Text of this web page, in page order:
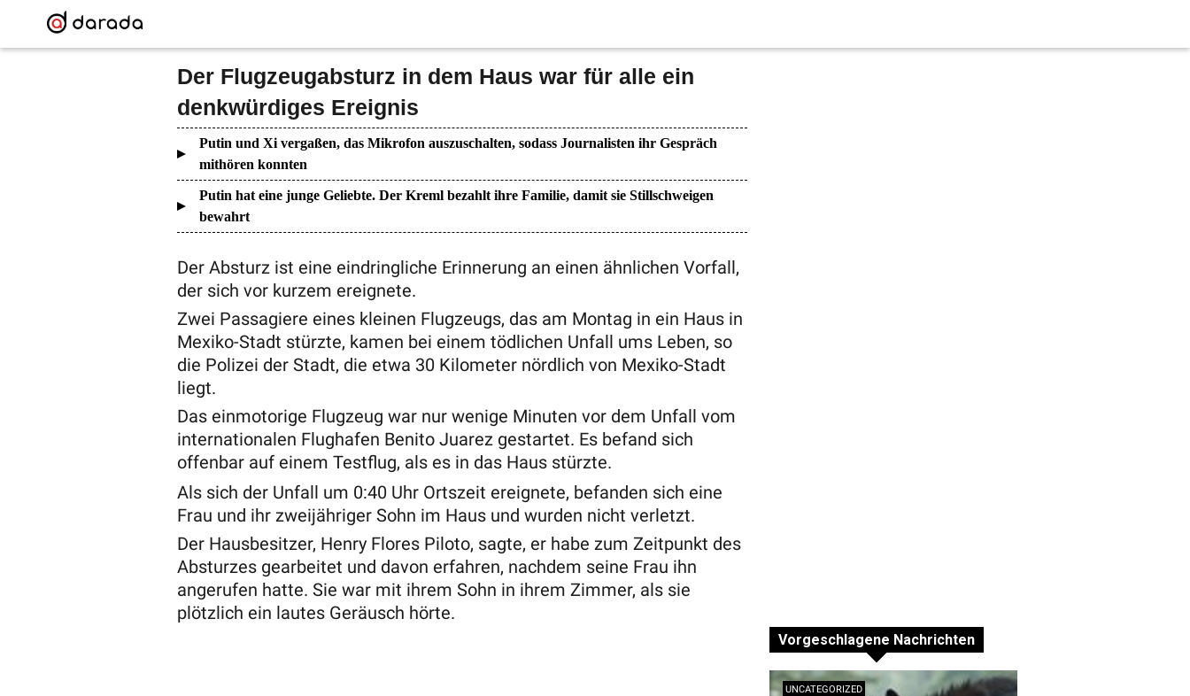
Der Flugzeugabsturz in dem Haus war für alle ein
denkwürdiges Ereignis
Putin und Xi vergaßen, das Mikrofon auszuschalten, sodass Journalisten ihr Gespräch
mithören konnten
Putin hat eine junge Geliebte. Der Kreml bezahlt ihre Familie, damit sie Stillschweigen
bewahrt
Der Absturz ist eine eindringliche Erinnerung an einen ähnlichen Vorfall,
der sich vor kurzem ereignete.
Zwei Passagiere eines kleinen Flugzeugs, das am Montag in ein Haus in
Mexiko-Stadt stürzte, kamen bei einem tödlichen Unfall ums Leben, so
die Polizei der Stadt, die etwa 30 Kilometer nördlich von Mexiko-Stadt
liegt.
Das einmotorige Flugzeug war nur wenige Minuten vor dem Unfall vom
internationalen Flughafen Benito Juarez gestartet. Es befand sich
offenbar auf einem Testflug, als es in das Haus stürzte.
Als sich der Unfall um 0:40 Uhr Ortszeit ereignete, befanden sich eine
Frau und ihr zweijähriger Sohn im Haus und wurden nicht verletzt.
Der Hausbesitzer, Henry Flores Piloto, sagte, er habe zum Zeitpunkt des
Absturzes gearbeitet und davon erfahren, nachdem seine Frau ihn
angerufen hatte. Sie war mit ihrem Sohn in ihrem Zimmer, als sie
plötzlich ein lautes Geräusch hörte.
Vorgeschlagene Nachrichten
UNCATEGORIZED